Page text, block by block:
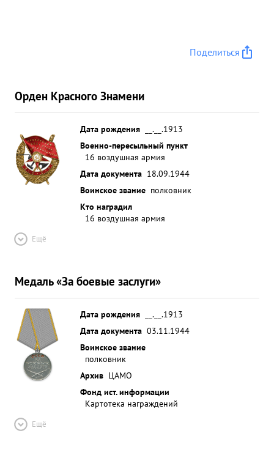
ЗЕНКИНЫМ достоин ПРАВИТЕЛЬ, ступления ...»
Поделиться
Орден Красного Знамени
Дата рождения
__.__.1913
Военно-пересыльный пункт
16 воздушная армия
Дата документа 18.09.1944
Воинское звание полковник
Кто наградил
16 воздушная армия
Ещё
Медаль «За боевые заслуги»
Дата рождения
__.__.1913
Дата документа 03.11.1944
Воинское звание
полковник
Архив ЦАМО
Фонд ист. информации
Картотека награждений
Ещё